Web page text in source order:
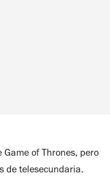
Game of Thrones, pero
de telesecundaria.